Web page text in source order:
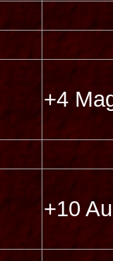
+4
+10